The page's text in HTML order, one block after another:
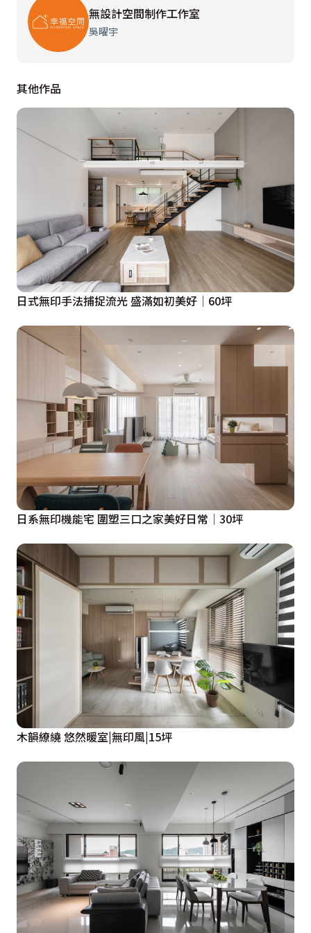
無設計空間制作工作室
吳曜宇
其他作品
日式無印手法捕捉流光 盛滿如初美好│60坪
日系無印機能宅 圍塑三口之家美好日常│30坪
木韻繚繞 悠然暖室|無印風|15坪